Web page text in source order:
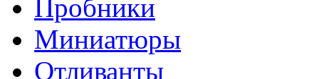
Пробники
Миниатюры
Отливанты